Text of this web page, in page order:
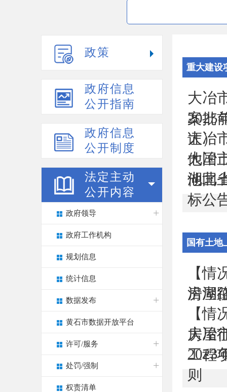
政策
政府信息
公开指南
政府信息
公开制度
法定主动
公开内容
政府领导
政府工作机构
规划信息
统计信息
数据发布
黄石市数据开放平台
许可/服务
处罚/强制
权责清单
重大建设
大冶
案批
2025
证）
大冶
他国
大冶
他国
湖北
标公
国有土地
【
房屋
沿湖
【
房屋
大冶
工程
2023
则